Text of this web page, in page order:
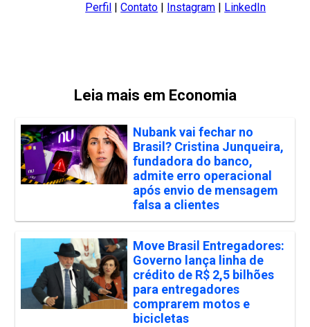
Perfil |Contato | Instagram | LinkedIn
Leia mais em Economia
Nubank vai fechar no
Brasil? Cristina Junqueira,
fundadora do banco,
admite erro operacional
após envio de mensagem
falsa a clientes
Move Brasil Entregadores:
Governo lança linha de
crédito de R$ 2,5 bilhões
para entregadores
comprarem motos e
bicicletas